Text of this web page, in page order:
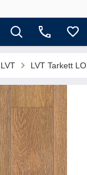
LVT Tarkett